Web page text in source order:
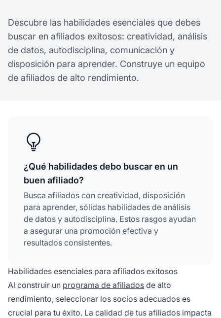
Descubre las habilidades esenciales que debes
buscar en afiliados exitosos: creatividad, análisis
de datos, autodisciplina, comunicación y
disposición para aprender. Construye un equipo
de afiliados de alto rendimiento.
¿Qué habilidades debo buscar en un
buen afiliado?
Busca afiliados con creatividad, disposición
para aprender, sólidas habilidades de análisis
de datos y autodisciplina. Estos rasgos ayudan
a asegurar una promoción efectiva y
resultados consistentes.
Habilidades esenciales para afiliados exitosos
Al construir un programa de afiliados de alto
rendimiento, seleccionar los socios adecuados es
crucial para tu éxito. La calidad de tus afiliados impacta